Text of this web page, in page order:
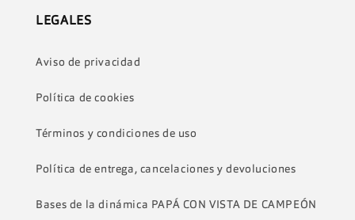
LEGALES
Aviso de privacidad
Política de cookies
Términos y condiciones de uso
Política de entrega, cancelaciones y devoluciones
Bases de la dinámica PAPÁ CON VISTA DE CAMPEÓN